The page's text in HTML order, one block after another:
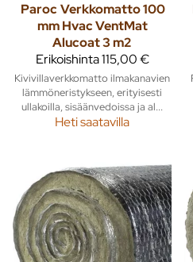
Paroc Verkkomatto 100
mm Hvac VentMat
Alucoat 3 m2
Erikoishinta115,00 €
Kivivillaverkkomatto ilmakanavien
lämmöneristykseen, erityisesti
ullakoilla, sisäänvedoissa ja al...
Heti saatavilla